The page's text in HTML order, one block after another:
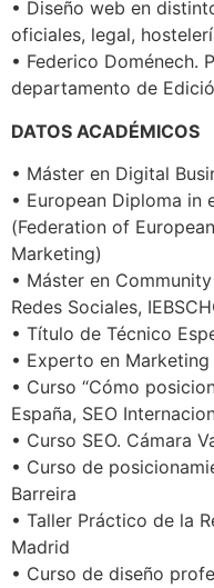
• Diseño web en
oficiales, legal,
• Federico Doménech.
departamento de
DATOS ACADÉMICOS
• Máster en Digital
• European Diploma in
(Federation of
Marketing)
• Máster en
Redes Sociales,
• Título de Técnico
• Experto en
• Curso “Cómo
España, SEO
• Curso SEO. Cámara
• Curso de
Barreira
• Taller Práctico de la
Madrid
• Curso de diseño